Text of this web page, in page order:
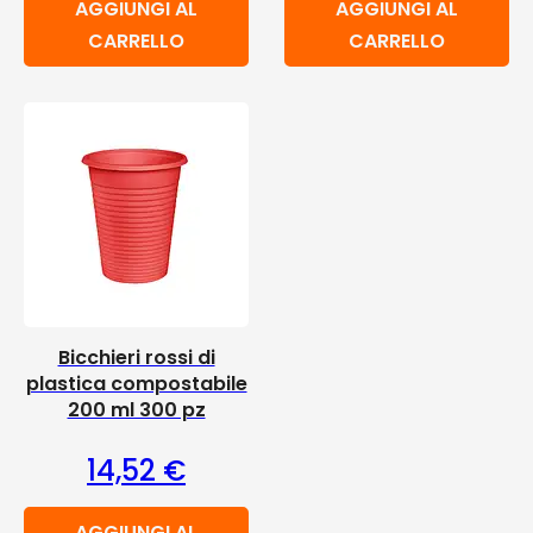
AGGIUNGI AL
CARRELLO
AGGIUNGI AL
CARRELLO
Bicchieri rossi di
plastica compostabile
200 ml 300 pz
14,52 €